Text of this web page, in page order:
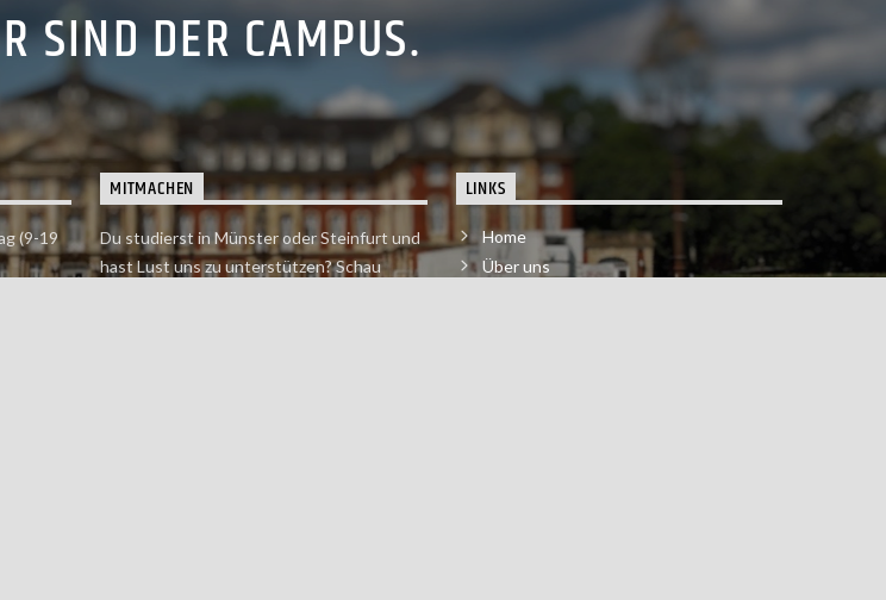
SIND DER CAMPUS.
(9-19
MITMACHEN
Du studierst in Münster oder Steinfurt und
hast Lust uns zu unterstützen? Schau
LINKS
Home
Über uns